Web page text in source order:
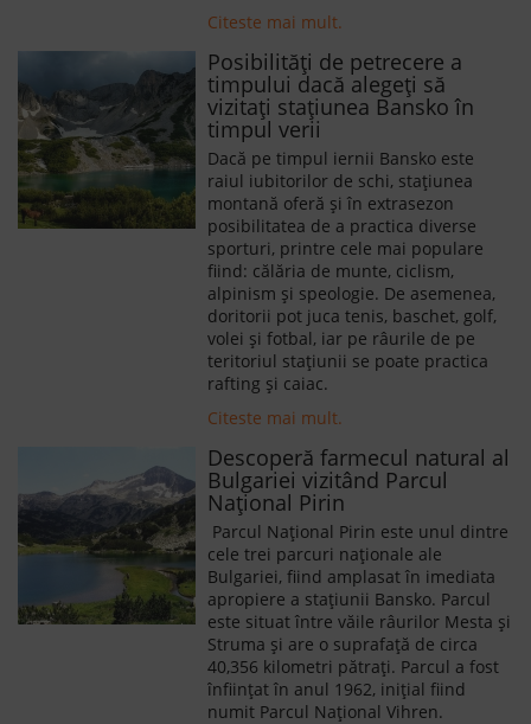
Citeste mai mult.
Posibilități de petrecere a
timpului dacă alegeți să
vizitați stațiunea Bansko în
timpul verii
Dacă pe timpul iernii Bansko este
raiul iubitorilor de schi, stațiunea
montană oferă și în extrasezon
posibilitatea de a practica diverse
sporturi, printre cele mai populare
fiind: călăria de munte, ciclism,
alpinism şi speologie. De asemenea,
doritorii pot juca tenis, baschet, golf,
volei şi fotbal, iar pe râurile de pe
teritoriul staţiunii se poate practica
rafting şi caiac.
Citeste mai mult.
Descoperă farmecul natural al
Bulgariei vizitând Parcul
Național Pirin
Parcul Național Pirin este unul dintre
cele trei parcuri naționale ale
Bulgariei, fiind amplasat în imediata
apropiere a stațiunii Bansko. Parcul
este situat între văile râurilor Mesta și
Struma și are o suprafață de circa
40,356 kilometri pătrați. Parcul a fost
înființat în anul 1962, inițial fiind
numit Parcul Național Vihren.